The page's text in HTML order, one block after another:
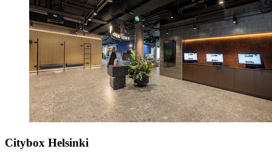
Citybox Helsinki